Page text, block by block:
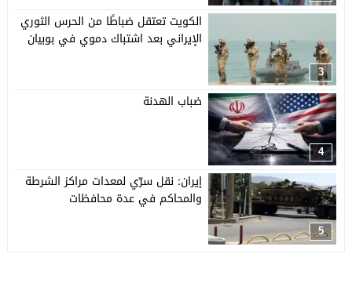
3
الكويت تعتقل ضباطًا من الحرس الثوري
الإيراني بعد اشتباك دموي في بوبيان
4
ضباب الهدنة
5
إيران: نقل سرّي لمعدات مراكز الشرطة
والمحاكم في عدة محافظات